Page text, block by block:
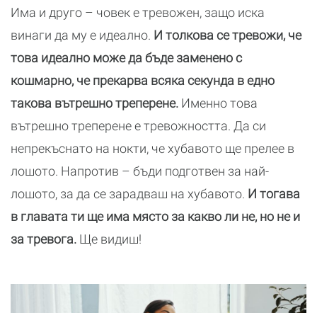
Има и друго – човек е тревожен, защо иска
винаги да му е идеално. И толкова се тревожи, че
това идеално може да бъде заменено с
кошмарно, че прекарва всяка секунда в едно
такова вътрешно треперене. Именно това
вътрешно треперене е тревожността. Да си
непрекъснато на нокти, че хубавото ще прелее в
лошото. Напротив – бъди подготвен за най-
лошото, за да се зарадваш на хубавото. И тогава
в главата ти ще има място за какво ли не, но не и
за тревога. Ще видиш!